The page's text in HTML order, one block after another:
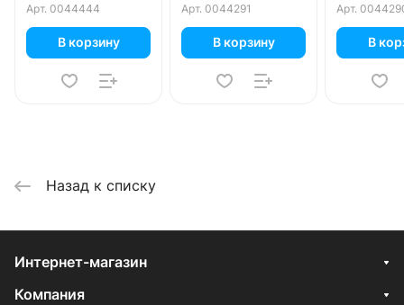
Арт. 0044444
В корзину
Арт. 0044291
В корзину
Арт.
В
Назад к списку
Интернет-магазин
Компания